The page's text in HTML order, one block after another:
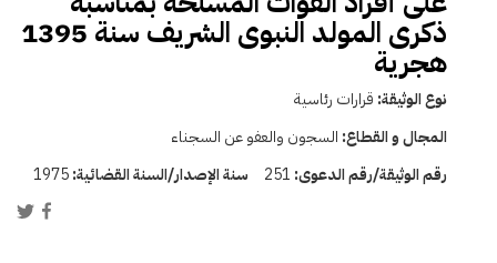
ذكرى المولد النبوى الشريف سنة 1395
هجرية
نوع الوثيقة: قرارات رئاسية
المجال و القطاع: السجون والعفو عن السجناء
رقم الوثيقة/رقم الدعوى: 251 سنة الإصدار/السنة القضائية:1975